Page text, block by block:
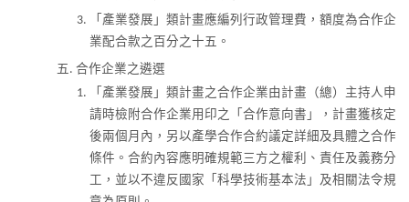
「產業發展」類計畫應編列行政管理費，額度為合作企
業配合款之百分之十五。
合作企業之遴選
「產業發展」類計畫之合作企業由計畫（總）主持人申
請時檢附合作企業用印之「合作意向書」，計畫獲核定
後兩個月內，另以產學合作合約議定詳細及具體之合作
條件。合約內容應明確規範三方之權利、責任及義務分
工，並以不違反國家「科學技術基本法」及相關法令規